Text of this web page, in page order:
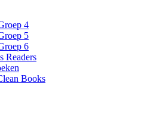
4
5
6
Readers
Books